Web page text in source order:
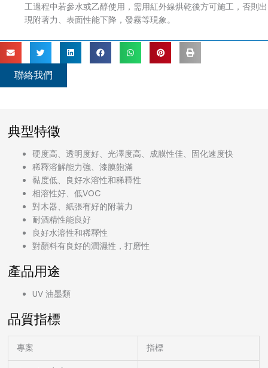
工過程中若參水或乙醇使用，需用紅外線烘乾後方可施工，否則出
現附著力、表面性能下降，發霧等現象。
聯絡我們
典型特徵
硬度高、透明度好、光澤度高、成膜性佳、固化速度快
稀釋溶解能力強、漆膜飽滿
黏度低、良好水溶性和稀釋性
相溶性好、低VOC
對木器、紙張有好的附著力
耐酒精性能良好
良好水溶性和稀釋性
對顏料有良好的潤濕性，打磨性
產品用途
UV 油墨類
品質指標
專案 指標